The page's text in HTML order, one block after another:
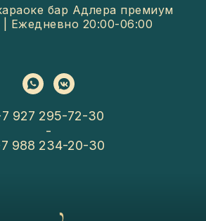
бар Адлера премиум
| Ежедневно 20:00-06:00
927 295-72-30
-
988 234-20-30